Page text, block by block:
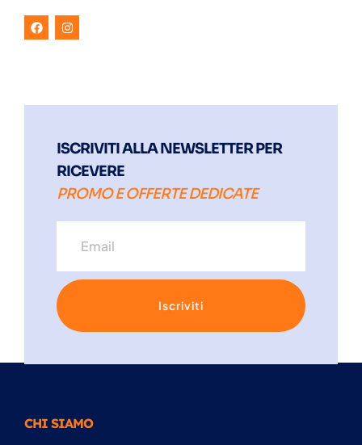
ISCRIVITI ALLA NEWSLETTER PER
RICEVERE
PROMO E OFFERTE DEDICATE
Iscriviti
CHI SIAMO